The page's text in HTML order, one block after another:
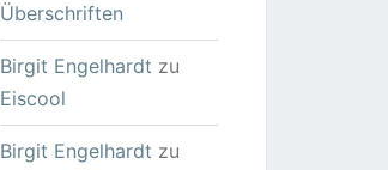
Überschriften
Birgit Engelhardt zu
Eiscool
Birgit Engelhardt zu